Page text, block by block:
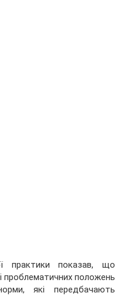
практики показав, що
проблематичних положень
які передбачають